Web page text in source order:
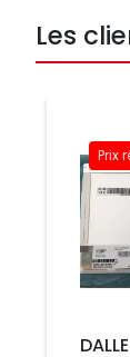
Les
Prix
Prix